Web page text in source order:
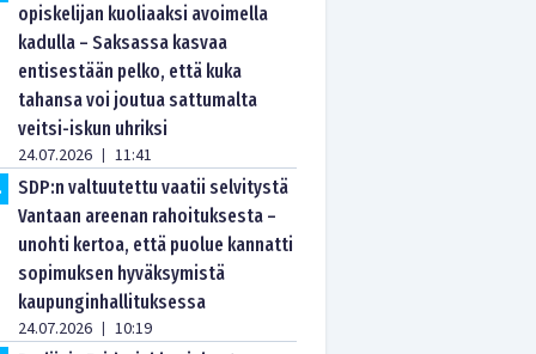
opiskelijan kuoliaaksi avoimella
kadulla – Saksassa kasvaa
entisestään pelko, että kuka
tahansa voi joutua sattumalta
veitsi-iskun uhriksi
24.07.2026 | 11:41
SDP:n valtuutettu vaatii selvitystä
Vantaan areenan rahoituksesta –
unohti kertoa, että puolue kannatti
sopimuksen hyväksymistä
kaupunginhallituksessa
24.07.2026 | 10:19